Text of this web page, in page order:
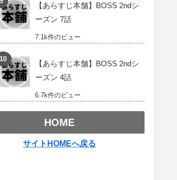
【あらすじ本舗】BOSS 2ndシ
ーズン 7話
7.1k件のビュー
【あらすじ本舗】BOSS 2ndシ
ーズン 4話
6.7k件のビュー
HOME
サイトHOMEへ戻る